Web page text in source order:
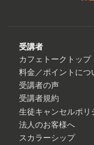
受講者
カフェトークトップ
料金／ポイントにつ
受講者の声
受講者規約
生徒キャンセルポリ
法人のお客様へ
スカラーシップ